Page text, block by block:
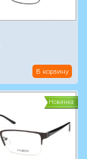
В корзину
Новинка